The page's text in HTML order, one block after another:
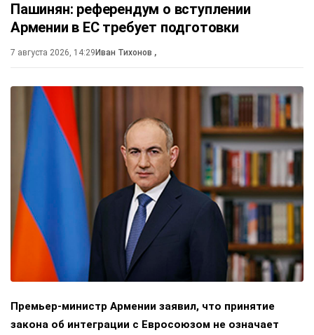
Пашинян: референдум о вступлении
Армении в ЕС требует подготовки
7 августа 2026, 14:29 Иван Тихонов ,
Премьер-министр Армении заявил, что принятие
закона об интеграции с Евросоюзом не означает